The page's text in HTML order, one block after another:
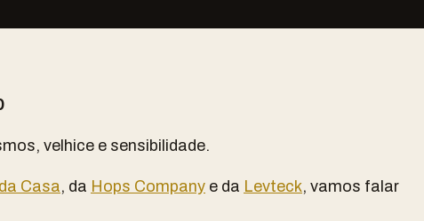
velhice e sensibilidade.
Casa, da Hops Company e da Levteck, vamos falar